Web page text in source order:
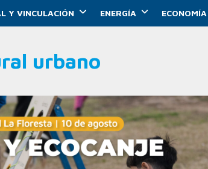
Y VINCULACIÓN ENERGÍA
urbano